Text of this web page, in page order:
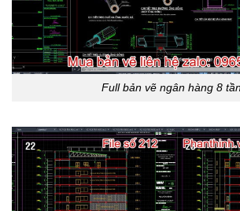
Full bản vẽ ngân hàng 8